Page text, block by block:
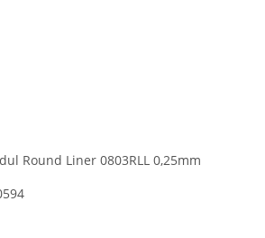
Round Liner 0803RLL 0,25mm